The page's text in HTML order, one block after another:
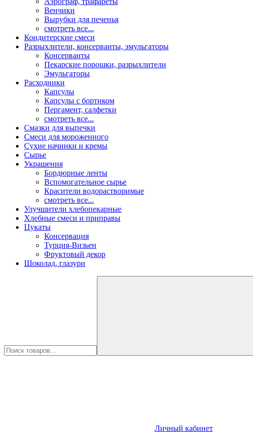
Венчики
Вырубки для печенья
смотреть все...
Кондитерские смеси
Разрыхлители, консерванты, эмульгаторы
Консерванты
Пекарские порошки, разрыхлители
Эмульгаторы
Расходники
Капсулы
Капсулы с бортиком
Пергамент, салфетки
смотреть все...
Смазки для выпечки
Смеси для мороженного
Сухие начинки и кремы
Сырье
Украшения
Бордюрные ленты
Вспомогательное сырье
Красители водорастворимые
смотреть все...
Улучшители хлебопекарные
Хлебные смеси и приправы
Цукаты
Консервация
Турция-Визьен
Фруктовый декор
Шоколад, глазури
Личный кабинет